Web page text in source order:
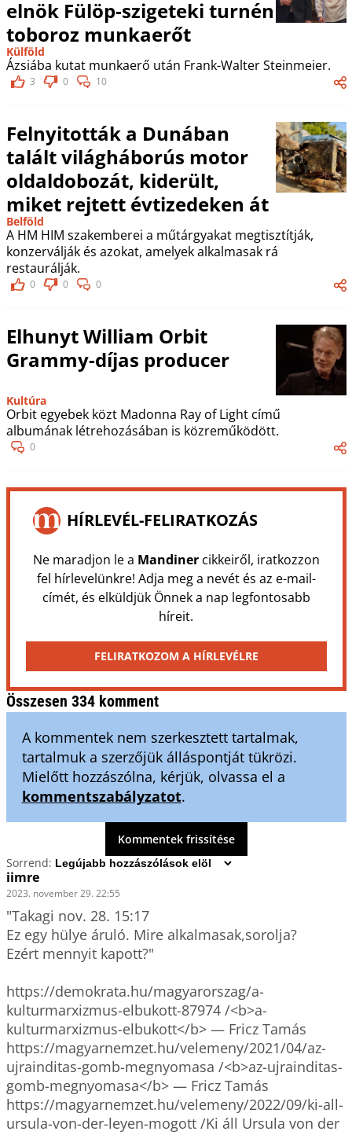
elnök Fülöp-szigeteki turnén
toboroz munkaerőt
Külföld
Ázsiába kutat munkaerő után Frank-Walter Steinmeier.
3 0 10
Felnyitották a Dunában
talált világháborús motor
oldaldobozát, kiderült,
miket rejtett évtizedeken át
Belföld
A HM HIM szakemberei a műtárgyakat megtisztítják,
konzerválják és azokat, amelyek alkalmasak rá
restaurálják.
0 0 0
Elhunyt William Orbit
Grammy-díjas producer
Kultúra
Orbit egyebek közt Madonna Ray of Light című
albumának létrehozásában is közreműködött.
0
HÍRLEVÉL-FELIRATKOZÁS
Ne maradjon le a Mandinercikkeiről, iratkozzon
fel hírlevelünkre! Adja meg a nevét és az e-mail-
címét, és elküldjük Önnek a nap legfontosabb
híreit.
FELIRATKOZOM A HÍRLEVÉLRE
Összesen 334 komment
A kommentek nem szerkesztett tartalmak,
tartalmuk a szerzőjük álláspontját tükrözi.
Mielőtt hozzászólna, kérjük, olvassa el a
kommentszabályzatot.
Kommentek frissítése
Sorrend:
iimre
2023. november 29. 22:55
"Takagi nov. 28. 15:17
Ez egy hülye áruló. Mire alkalmasak,sorolja?
Ezért mennyit kapott?"
https://demokrata.hu/magyarorszag/a-
kulturmarxizmus-elbukott-87974 /<b>a-
kulturmarxizmus-elbukott</b> — Fricz Tamás
https://magyarnemzet.hu/velemeny/2021/04/az-
ujrainditas-gomb-megnyomasa /<b>az-ujrainditas-
gomb-megnyomasa</b> — Fricz Tamás
https://magyarnemzet.hu/velemeny/2022/09/ki-all-
ursula-von-der-leyen-mogott /Ki áll Ursula von der